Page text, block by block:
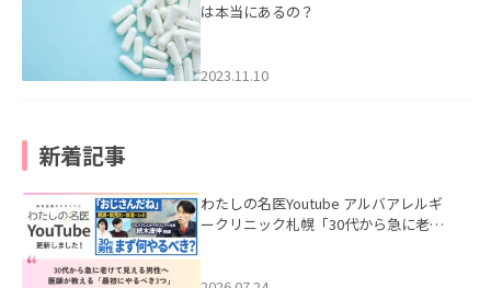
は本当にあるの？
2023.11.10
新着記事
わたしの名医Youtube アルバアレルギ
ークリニック札幌「30代から急に老け